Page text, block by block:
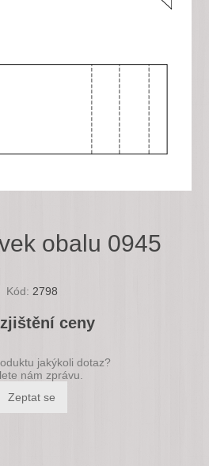
obalu 0945
Kód: 2798
ceny
jakýkoli dotaz?
nám zprávu.